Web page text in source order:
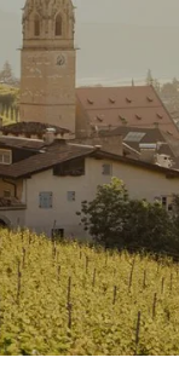
SCOPRI